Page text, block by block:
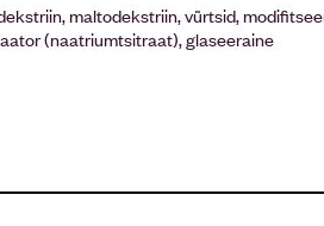
maltodekstriin, vürtsid,
(naatriumtsitraat), glaseeraine